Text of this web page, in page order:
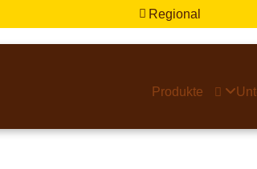
 Regional
Produkte 